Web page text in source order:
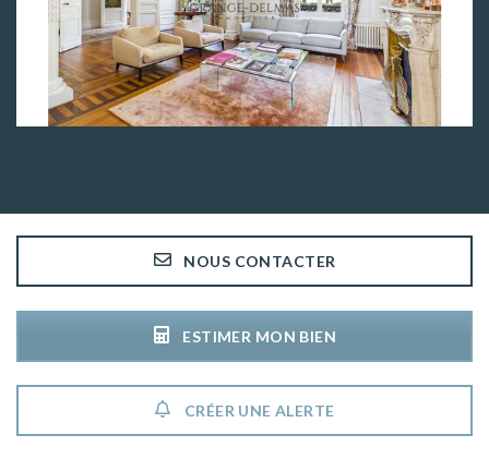
1 465 000€ 300 m2
VOIR LE BIEN
NOUS CONTACTER
ESTIMER MON BIEN
CRÉER UNE ALERTE